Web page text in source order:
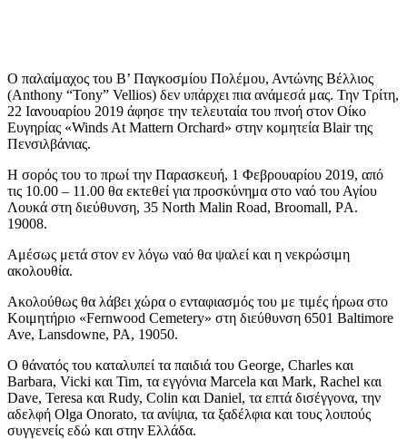
Ο παλαίμαχος του Β’ Παγκοσμίου Πολέμου, Αντώνης Βέλλιος
(Anthony “Tony” Vellios) δεν υπάρχει πια ανάμεσά μας. Την Τρίτη,
22 Ιανουαρίου 2019 άφησε την τελευταία του πνοή στον Οίκο
Ευγηρίας «Winds At Mattern Orchard» στην κομητεία Blair της
Πενσιλβάνιας.
Η σορός του το πρωί την Παρασκευή, 1 Φεβρουαρίου 2019, από
τις 10.00 – 11.00 θα εκτεθεί για προσκύνημα στο ναό του Αγίου
Λουκά στη διεύθυνση, 35 North Malin Road, Broomall, PΑ.
19008.
Αμέσως μετά στον εν λόγω ναό θα ψαλεί και η νεκρώσιμη
ακολουθία.
Ακολούθως θα λάβει χώρα ο ενταφιασμός του με τιμές ήρωα στο
Κοιμητήριο «Fernwood Cemetery» στη διεύθυνση 6501 Baltimore
Ave, Lansdowne, PA, 19050.
Ο θάνατός του καταλυπεί τα παιδιά του George, Charles και
Barbara, Vicki και Tim, τα εγγόνια Marcela και Mark, Rachel και
Dave, Teresa και Rudy, Colin και Daniel, τα επτά δισέγγονα, την
αδελφή Olga Onorato, τα ανίψια, τα ξαδέλφια και τους λοιπούς
συγγενείς εδώ και στην Ελλάδα.